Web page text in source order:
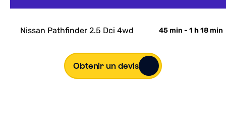
Nissan Pathfinder 2.5 Dci 4wd 45 min - 1 h 18 min
Obtenir un devis